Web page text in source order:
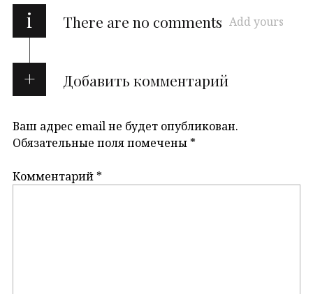
i There are no comments Add yours
Добавить комментарий
Ваш адрес email не будет опубликован.
Обязательные поля помечены *
Комментарий *